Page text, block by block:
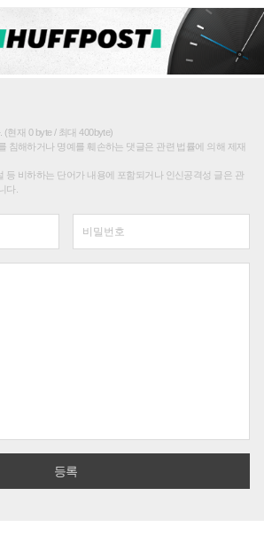
현재 0 byte / 최대 400byte)
침해하거나 명예를 훼손하는 댓글은 관련 법률에 의해 제재
등 비하하는 단어가 내용에 포함되거나 인신공격성 글은 관
다.